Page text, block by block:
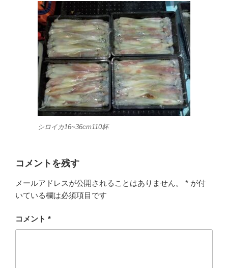
シロイカ16~36cm110杯
コメントを残す
メールアドレスが公開されることはありません。 * が付
いている欄は必須項目です
コメント *